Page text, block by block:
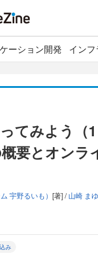
ーション開発 インフ
てみよう（1
要とオンラ
宇野るいも） [著] /山崎 ま
み